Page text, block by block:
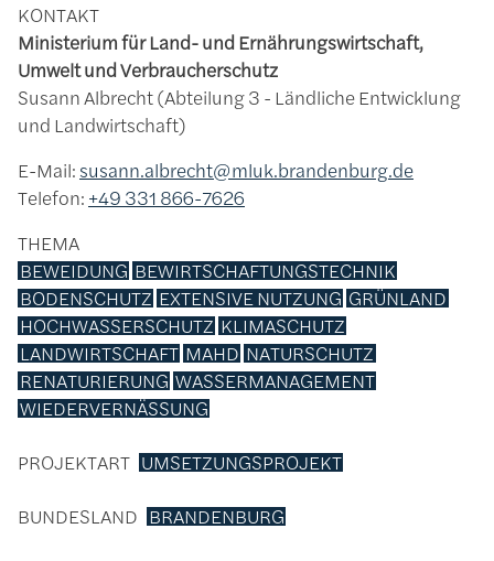
KONTAKT
Ministerium für Land- und Ernährungswirtschaft,
Umwelt und Verbraucherschutz
Susann Albrecht (Abteilung 3 - Ländliche Entwicklung
und Landwirtschaft)
E-Mail: susann.albrecht@mluk.brandenburg.de
Telefon: +49 331 866-7626
THEMA
BEWEIDUNG BEWIRTSCHAFTUNGSTECHNIK
BODENSCHUTZ EXTENSIVE NUTZUNG GRÜNLAND
HOCHWASSERSCHUTZ KLIMASCHUTZ
LANDWIRTSCHAFT MAHD NATURSCHUTZ
RENATURIERUNG WASSERMANAGEMENT
WIEDERVERNÄSSUNG
PROJEKTART UMSETZUNGSPROJEKT
BUNDESLAND BRANDENBURG